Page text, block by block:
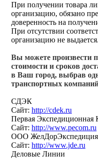
При получении товара
организацию, обязано
доверенность на
При отсутствии
организацию не выдается.
Вы можете произвести
стоимости и сроков
в Ваш город, выбрав
транспортных
СДЭК
Сайт: http://cdek.ru
Первая Экспедиционная
Сайт: http://www.pecom.ru
ООО ЖелДорЭкспедиция
Сайт: http://www.jde.ru
Деловые Линии